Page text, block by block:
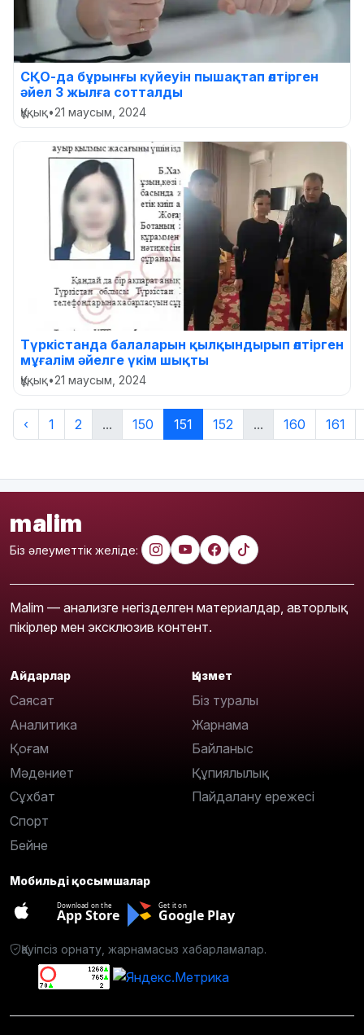
СҚО-да бұрынғы күйеуін пышақтап өлтірген
әйел 3 жылға сотталды
Құқық•21 маусым, 2024
Түркістанда балаларын қылқындырып өлтірген
мұғалім әйелге үкім шықты
Құқық•21 маусым, 2024
‹ 1 2 ... 150 151 152 ... 160 161
malim
Біз әлеуметтік желіде:
Malim — анализге негізделген материалдар, авторлық
пікірлер мен эксклюзив контент.
Айдарлар
Саясат
Аналитика
Қоғам
Мәдениет
Сұхбат
Спорт
Бейне
Қызмет
Біз туралы
Жарнама
Байланыс
Құпиялылық
Пайдалану ережесі
Мобильді қосымшалар
Download on the
App Store
Get it on
Google Play
Қауіпсіз орнату, жарнамасыз хабарламалар.